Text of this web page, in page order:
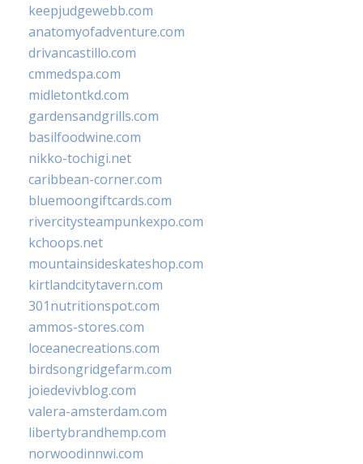
keepjudgewebb.com
anatomyofadventure.com
drivancastillo.com
cmmedspa.com
midletontkd.com
gardensandgrills.com
basilfoodwine.com
nikko-tochigi.net
caribbean-corner.com
bluemoongiftcards.com
rivercitysteampunkexpo.com
kchoops.net
mountainsideskateshop.com
kirtlandcitytavern.com
301nutritionspot.com
ammos-stores.com
loceanecreations.com
birdsongridgefarm.com
joiedevivblog.com
valera-amsterdam.com
libertybrandhemp.com
norwoodinnwi.com